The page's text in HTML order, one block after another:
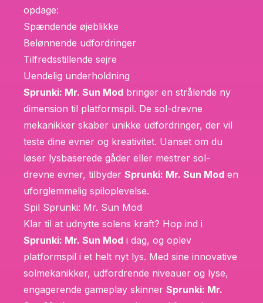
opdage:
Spændende øjeblikke
Belønnende udfordringer
Tilfredsstillende sejre
Uendelig underholdning
Sprunki: Mr. Sun Mod bringer en strålende ny
dimension til platformspil. De sol-drevne
mekanikker skaber unikke udfordringer, der vil
teste dine evner og kreativitet. Uanset om du
løser lysbaserede gåder eller mestrer sol-
drevne evner, tilbyder Sprunki: Mr. Sun Mod en
uforglemmelig spiloplevelse.
Spil Sprunki: Mr. Sun Mod
Klar til at udnytte solens kraft? Hop ind i
Sprunki: Mr. Sun Mod i dag, og oplev
platformspil i et helt nyt lys. Med sine innovative
solmekanikker, udfordrende niveauer og lyse,
engagerende gameplay skinner Sprunki: Mr.